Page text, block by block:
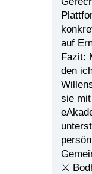
auf
Fazit:
den
sie
⚔